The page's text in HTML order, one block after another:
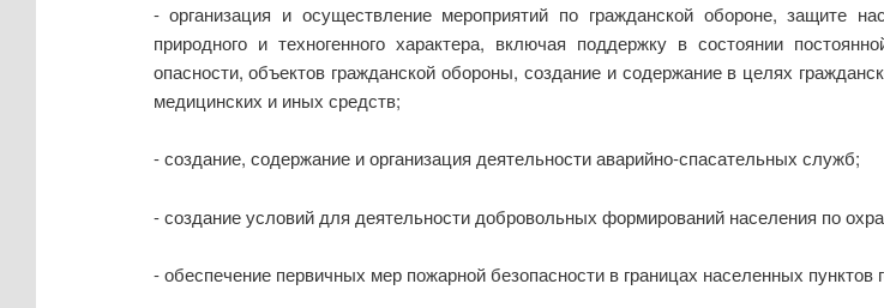
- организация и осуществление мероприятий по гражданской обороне, защите
природного и техногенного характера, включая поддержку в состоянии
опасности, объектов гражданской обороны, создание и содержание в целях
медицинских и иных средств;
- создание, содержание и организация деятельности аварийно-спасательных служб;
- создание условий для деятельности добровольных формирований населения по
- обеспечение первичных мер пожарной безопасности в границах населенных